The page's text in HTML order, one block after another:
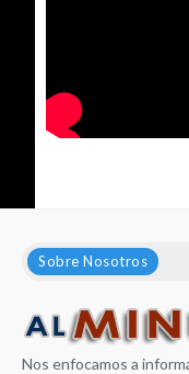
Sobre Nosotros
Nos enfocamos a